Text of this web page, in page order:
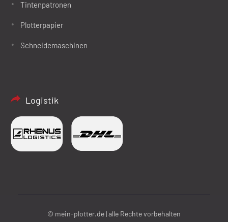
Tintenpatronen
Plotterpapier
Schneidemaschinen
Logistik
© mein-plotter.de | alle Rechte vorbehalten